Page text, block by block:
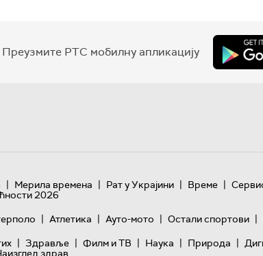
Преузмите РТС мобилну апликацију
| Мерила времена | Рат у Украјини | Време |
2026
| Атлетика | Ауто-мото | Остали спортови |
| Здравље | Филм и ТВ | Наука | Природа |
здрав